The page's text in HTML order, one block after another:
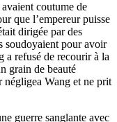
coutume de
que l’empereur puisse
dirigée par des
soudoyaient pour avoir
a refusé de recourir à la
grain de beauté
négligea Wang et ne prit
guerre sanglante avec